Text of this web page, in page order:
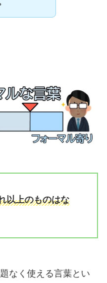
以上のものはな
なく使える言葉とい